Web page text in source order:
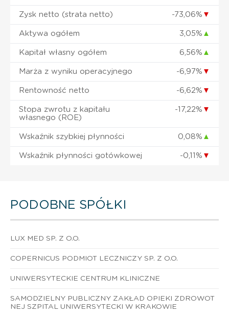
Zysk netto (strata netto) -73,06% ▼
Aktywa ogółem 3,05% ▲
Kapitał własny ogółem 6,56% ▲
Marża z wyniku operacyjnego -6,97% ▼
Rentowność netto -6,62% ▼
Stopa zwrotu z kapitału
własnego (ROE)
-17,22% ▼
Wskaźnik szybkiej płynności 0,08% ▲
Wskaźnik płynności gotówkowej -0,11% ▼
PODOBNE SPÓŁKI
LUX MED SP. Z O.O.
COPERNICUS PODMIOT LECZNICZY SP. Z O.O.
UNIWERSYTECKIE CENTRUM KLINICZNE
SAMODZIELNY PUBLICZNY ZAKŁAD OPIEKI ZDROWOT
NEJ SZPITAL UNIWERSYTECKI W KRAKOWIE